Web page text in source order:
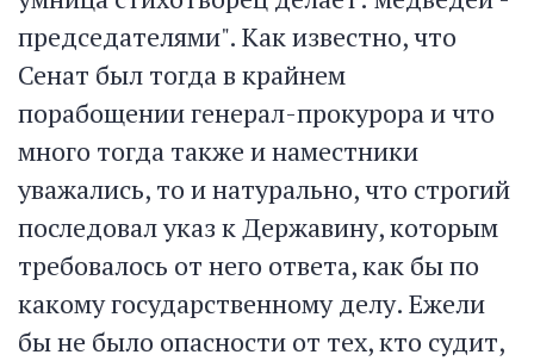
председателями". Как известно, что
Сенат был тогда в крайнем
порабощении генерал-прокурора и что
много тогда также и наместники
уважались, то и натурально, что строгий
последовал указ к Державину, которым
требовалось от него ответа, как бы по
какому государственному делу. Ежели
бы не было опасности от тех, кто судит,